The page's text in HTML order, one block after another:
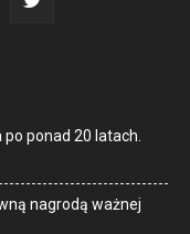
ponad 20 latach.
nagrodą ważnej